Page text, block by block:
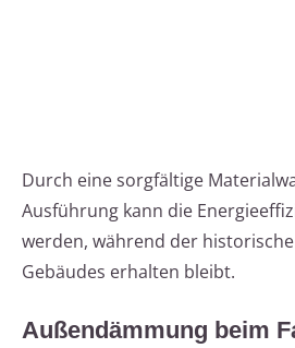
Durch eine sorgfältige
Ausführung kann die
werden, während der
Gebäudes erhalten bleibt.
Außendämmung beim